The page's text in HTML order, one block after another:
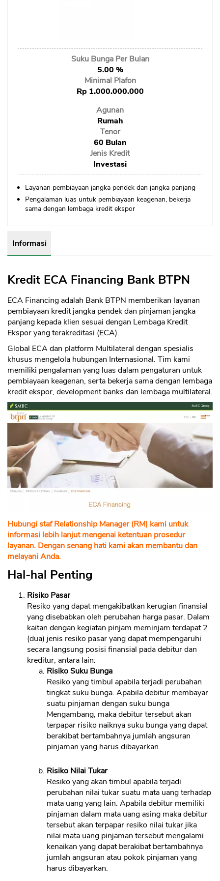
Assets Crypto
Asuransi Kesehatan
Suku Bunga Per Bulan
5.00 %
Minimal Plafon
Rp 1.000.000.000
Agunan
Rumah
Tenor
60 Bulan
Jenis Kredit
Investasi
Layanan pembiayaan jangka pendek dan jangka panjang
Pengalaman luas untuk pembiayaan keagenan, bekerja
sama dengan lembaga kredit ekspor
Informasi
Kredit ECA Financing Bank BTPN
ECA Financing adalah Bank BTPN memberikan layanan
pembiayaan kredit jangka pendek dan pinjaman jangka
panjang kepada klien sesuai dengan Lembaga Kredit
Ekspor yang terakreditasi (ECA).
Global ECA dan platform Multilateral dengan spesialis
khusus mengelola hubungan Internasional. Tim kami
memiliki pengalaman yang luas dalam pengaturan untuk
pembiayaan keagenan, serta bekerja sama dengan lembaga
kredit ekspor, development banks dan lembaga multilateral.
Hubungi staf Relationship Manager (RM) kami untuk
informasi lebih lanjut mengenai ketentuan prosedur
layanan. Dengan senang hati kami akan membantu dan
melayani Anda.
Hal-hal Penting
Risiko Pasar
Resiko yang dapat mengakibatkan kerugian finansial
yang disebabkan oleh perubahan harga pasar. Dalam
kaitan dengan kegiatan pinjam meminjam terdapat 2
(dua) jenis resiko pasar yang dapat mempengaruhi
secara langsung posisi finansial pada debitur dan
kreditur, antara lain:
Risiko Suku Bunga
Resiko yang timbul apabila terjadi perubahan
tingkat suku bunga. Apabila debitur membayar
suatu pinjaman dengan suku bunga
Mengambang, maka debitur tersebut akan
terpapar risiko naiknya suku bunga yang dapat
berakibat bertambahnya jumlah angsuran
pinjaman yang harus dibayarkan.
Risiko Nilai Tukar
Resiko yang akan timbul apabila terjadi
perubahan nilai tukar suatu mata uang terhadap
mata uang yang lain. Apabila debitur memiliki
pinjaman dalam mata uang asing maka debitur
tersebut akan terpapar resiko nilai tukar jika
nilai mata uang pinjaman tersebut mengalami
kenaikan yang dapat berakibat bertambahnya
jumlah angsuran atau pokok pinjaman yang
harus dibayarkan.